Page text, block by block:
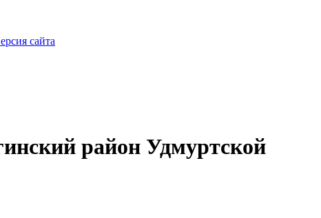
сайта
район Удмуртской